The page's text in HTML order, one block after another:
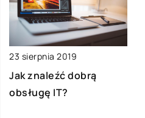
23 sierpnia 2019
Jak znaleźć dobrą
obsługę IT?